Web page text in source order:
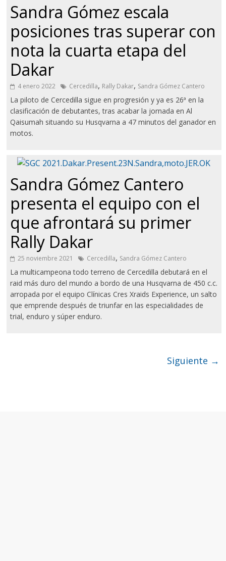
Sandra Gómez escala
posiciones tras superar con
nota la cuarta etapa del
Dakar
4 enero 2022 Cercedilla, Rally Dakar, Sandra Gómez Cantero
La piloto de Cercedilla sigue en progresión y ya es 26ª en la
clasificación de debutantes, tras acabar la jornada en Al
Qaisumah situando su Husqvarna a 47 minutos del ganador en
motos.
Sandra Gómez Cantero
presenta el equipo con el
que afrontará su primer
Rally Dakar
25 noviembre 2021 Cercedilla, Sandra Gómez Cantero
La multicampeona todo terreno de Cercedilla debutará en el
raid más duro del mundo a bordo de una Husqvarna de 450 c.c.
arropada por el equipo Clínicas Cres Xraids Experience, un salto
que emprende después de triunfar en las especialidades de
trial, enduro y súper enduro.
Siguiente →